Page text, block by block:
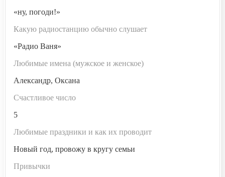
«ну, погоди!»
Какую радиостанцию обычно слушает
«Радио Ваня»
Любимые имена (мужское и женское)
Александр, Оксана
Счастливое число
5
Любимые праздники и как их проводит
Новый год, провожу в кругу семьи
Привычки